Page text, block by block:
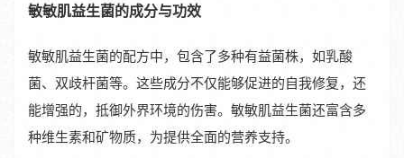
敏敏肌益生菌的成分与功效
敏敏肌益生菌的配方中，包含了多种有益菌株，如乳酸
菌、双歧杆菌等。这些成分不仅能够促进的自我修复，还
能增强的，抵御外界环境的伤害。敏敏肌益生菌还富含多
种维生素和矿物质，为提供全面的营养支持。